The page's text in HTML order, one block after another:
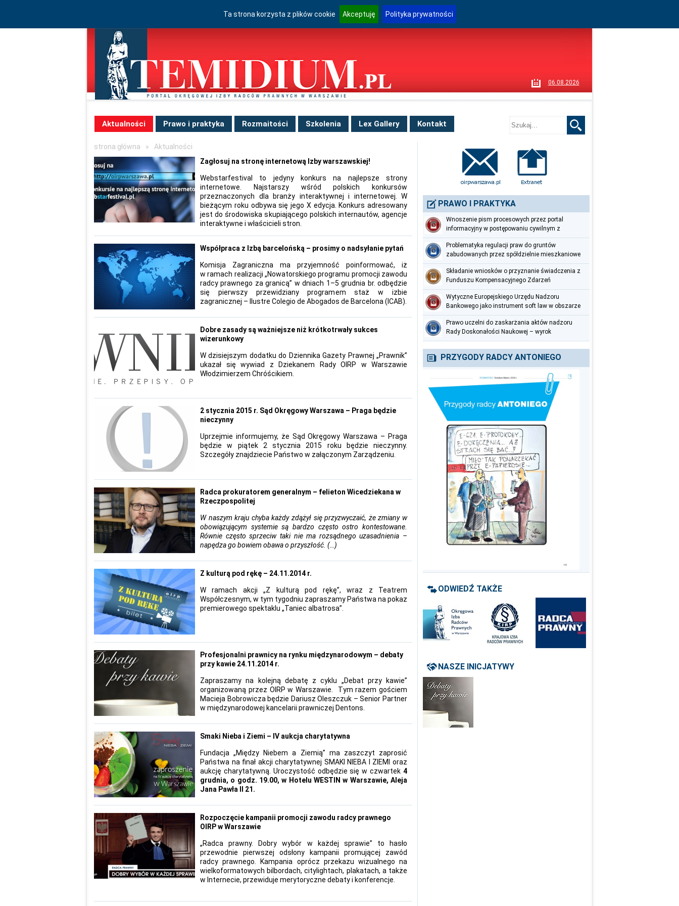
Ta strona korzysta z plików cookie Akceptuję Polityka prywatności
06.08.2026
Aktualności Prawo i praktyka Rozmaitości Szkolenia Lex Gallery Kontakt
strona główna »
Aktualności
Zagłosuj na stronę internetową Izby warszawskiej!
Webstarfestival to jedyny konkurs na najlepsze strony
internetowe. Najstarszy wśród polskich konkursów
przeznaczonych dla branży interaktywnej i internetowej. W
bieżącym roku odbywa się jego X edycja. Konkurs adresowany
jest do środowiska skupiającego polskich internautów, agencje
interaktywne i właścicieli stron.
Współpraca z Izbą barcelońską – prosimy o nadsyłanie pytań
Komisja Zagraniczna ma przyjemność poinformować, iż
w ramach realizacji „Nowatorskiego programu promocji zawodu
radcy prawnego za granicą” w dniach 1–5 grudnia br. odbędzie
się pierwszy przewidziany programem staż w izbie
zagranicznej – Ilustre Colegio de Abogados de Barcelona (ICAB).
Dobre zasady są ważniejsze niż krótkotrwały sukces
wizerunkowy
W dzisiejszym dodatku do Dziennika Gazety Prawnej „Prawnik”
ukazał się wywiad z Dziekanem Rady OIRP w Warszawie
Włodzimierzem Chróścikiem.
2 stycznia 2015 r. Sąd Okręgowy Warszawa – Praga będzie
nieczynny
Uprzejmie informujemy, że Sąd Okręgowy Warszawa – Praga
będzie w piątek 2 stycznia 2015 roku będzie nieczynny.
Szczegóły znajdziecie Państwo w załączonym Zarządzeniu.
Radca prokuratorem generalnym – felieton Wicedziekana w
Rzeczpospolitej
W naszym kraju chyba każdy zdążył się przyzwyczaić, że zmiany w
obowiązującym systemie są bardzo często ostro kontestowane.
Równie często sprzeciw taki nie ma rozsądnego uzasadnienia –
napędza go bowiem obawa o przyszłość. (…)
Z kulturą pod rękę – 24.11.2014 r.
W ramach akcji „Z kulturą pod rękę”, wraz z Teatrem
Współczesnym, w tym tygodniu zapraszamy Państwa na pokaz
premierowego spektaklu „Taniec albatrosa”.
Profesjonalni prawnicy na rynku międzynarodowym – debaty
przy kawie 24.11.2014 r.
Zapraszamy na kolejną debatę z cyklu „Debat przy kawie”
organizowaną przez OIRP w Warszawie. Tym razem gościem
Macieja Bobrowicza będzie Dariusz Oleszczuk – Senior Partner
w międzynarodowej kancelarii prawniczej Dentons.
Smaki Nieba i Ziemi – IV aukcja charytatywna
Fundacja „Między Niebem a Ziemią” ma zaszczyt zaprosić
Państwa na finał akcji charytatywnej SMAKI NIEBA I ZIEMI oraz
aukcję charytatywną. Uroczystość odbędzie się w czwartek 4
grudnia, o godz. 19.00, w Hotelu WESTIN w Warszawie, Aleja
Jana Pawła II 21.
Rozpoczęcie kampanii promocji zawodu radcy prawnego
OIRP w Warszawie
„Radca prawny. Dobry wybór w każdej sprawie” to hasło
przewodnie pierwszej odsłony kampanii promującej zawód
radcy prawnego. Kampania oprócz przekazu wizualnego na
wielkoformatowych bilbordach, citylightach, plakatach, a także
w Internecie, przewiduje merytoryczne debaty i konferencje.
PRAWO I PRAKTYKA
Wnoszenie pism procesowych przez portal
informacyjny w postępowaniu cywilnym z
perspektywy radcy prawnego
Problematyka regulacji praw do gruntów
zabudowanych przez spółdzielnie mieszkaniowe
Składanie wniosków o przyznanie świadczenia z
Funduszu Kompensacyjnego Zdarzeń
Medycznych – uwagi praktyczne
Wytyczne Europejskiego Urzędu Nadzoru
Bankowego jako instrument soft law w obszarze
przeciwdziałania praniu pieniędzy i finansowaniu
terroryzmu
Prawo uczelni do zaskarżania aktów nadzoru
Rady Doskonałości Naukowej – wyrok
Naczelnego Sądu Administracyjnego z 12
czerwca 2025 r. (III OSK 626/22)
PRZYGODY RADCY ANTONIEGO
ODWIEDŹ TAKŻE
NASZE INICJATYWY